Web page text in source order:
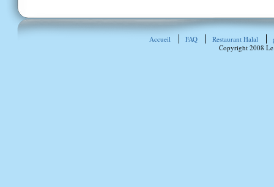
Accueil FAQ Restaurant Halal
Copyright 2008